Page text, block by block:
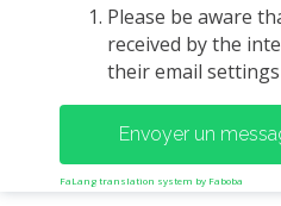
THÈSES EN COURS
PRODUCTION
MÉTHODES ET OUTILS
PUBLICATIONS SUR HAL
Please be aware
received by the
their email
FaLang translation system by Faboba